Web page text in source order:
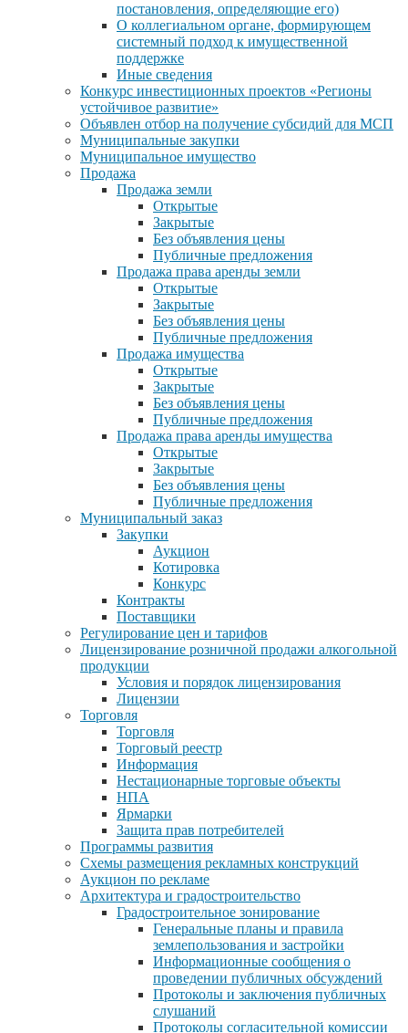
постановления, определяющие его)
О коллегиальном органе, формирующем
системный подход к имущественной
поддержке
Иные сведения
Конкурс инвестиционных проектов «Регионы
устойчивое развитие»
Объявлен отбор на получение субсидий для МСП
Муниципальные закупки
Муниципальное имущество
Продажа
Продажа земли
Открытые
Закрытые
Без объявления цены
Публичные предложения
Продажа права аренды земли
Открытые
Закрытые
Без объявления цены
Публичные предложения
Продажа имущества
Открытые
Закрытые
Без объявления цены
Публичные предложения
Продажа права аренды имущества
Открытые
Закрытые
Без объявления цены
Публичные предложения
Муниципальный заказ
Закупки
Аукцион
Котировка
Конкурс
Контракты
Поставщики
Регулирование цен и тарифов
Лицензирование розничной продажи алкогольной
продукции
Условия и порядок лицензирования
Лицензии
Торговля
Торговля
Торговый реестр
Информация
Нестационарные торговые объекты
НПА
Ярмарки
Защита прав потребителей
Программы развития
Схемы размещения рекламных конструкций
Аукцион по рекламе
Архитектура и градостроительство
Градостроительное зонирование
Генеральные планы и правила
землепользования и застройки
Информационные сообщения о
проведении публичных обсуждений
Протоколы и заключения публичных
слушаний
Протоколы согласительной комиссии